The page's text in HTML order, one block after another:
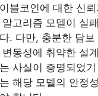
블코인에 대한 신
알고리즘 모델이 실
. 다만, 충분한 담
동성에 취약한 설
사실이 증명되었
해당 모델의 안정